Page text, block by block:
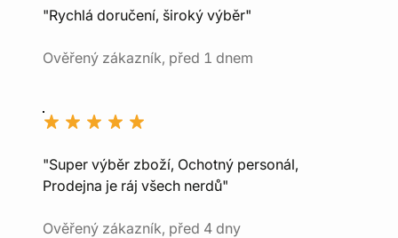
"Rychlá doručení, široký výběr"
Ověřený zákazník, před 1 dnem
"Super výběr zboží, Ochotný personál,
Prodejna je ráj všech nerdů"
Ověřený zákazník, před 4 dny